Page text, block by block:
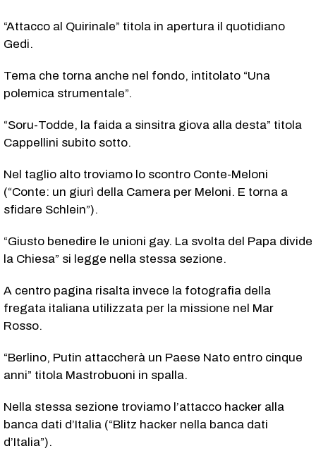
“Attacco al Quirinale” titola in apertura il quotidiano
Gedi.
Tema che torna anche nel fondo, intitolato “Una
polemica strumentale”.
“Soru-Todde, la faida a sinsitra giova alla desta” titola
Cappellini subito sotto.
Nel taglio alto troviamo lo scontro Conte-Meloni
(“Conte: un giurì della Camera per Meloni. E torna a
sfidare Schlein”).
“Giusto benedire le unioni gay. La svolta del Papa divide
la Chiesa” si legge nella stessa sezione.
A centro pagina risalta invece la fotografia della
fregata italiana utilizzata per la missione nel Mar
Rosso.
“Berlino, Putin attaccherà un Paese Nato entro cinque
anni” titola Mastrobuoni in spalla.
Nella stessa sezione troviamo l’attacco hacker alla
banca dati d’Italia (“Blitz hacker nella banca dati
d’Italia”).